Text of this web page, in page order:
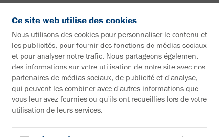
+49 2307 704-0
info@vahle.de
Paul Vahle GmbH & Co. KG
Westicker Str. 52
59174 Kamen
Allemagne
Vous souhaitez en savoir plus ?
Documentation
Vers la zone de téléchargement
Bulletin d'information
S'inscrire à la newsletter
Ce site web utilise des cookies
Nous utilisons des cookies pour personnaliser le contenu et
les publicités, pour fournir des fonctions de médias sociaux
et pour analyser notre trafic. Nous partageons également
des informations sur votre utilisation de notre site avec nos
partenaires de médias sociaux, de publicité et d'analyse,
qui peuvent les combiner avec d'autres informations que
vous leur avez fournies ou qu'ils ont recueillies lors de votre
utilisation de leurs services.